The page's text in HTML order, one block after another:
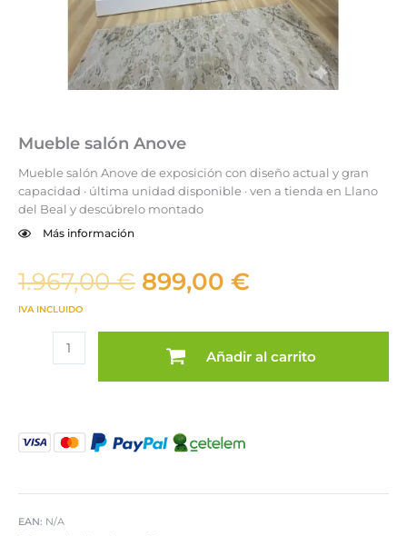
Mueble salón Anove
Mueble salón Anove de exposición con diseño actual y gran
capacidad · última unidad disponible · ven a tienda en Llano
del Beal y descúbrelo montado
Más información
1.967,00€ El
original
era:
1.967,00 €.
899,00 €
actual
es:
899,00 €.
IVA INCLUIDO
Añadir al carrito
EAN: N/A